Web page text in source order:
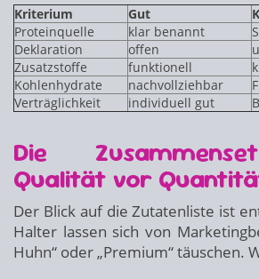
Kriterium Gut
Proteinquelle
klar benannt
Deklaration
offen
Zusatzstoffe
funktionell
Kohlenhydrate
nachvollziehbar
Verträglichkeit
individuell gut
Die
Qualität vor
Der Blick auf die Zutatenliste ist
Halter lassen sich von
Huhn“ oder „Premium“ täuschen.